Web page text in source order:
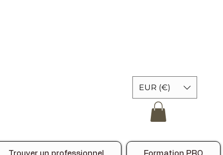
EUR (€)
Trouver un professionnel Formation PRO